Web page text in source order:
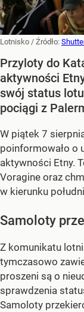
Lotnisko / Źródło:
Przyloty do
aktywności
swój status
pociągi z
W piątek 7
poinformowało o
aktywności Etny.
Voragine oraz
w kierunku
Samoloty
Z komunikatu
tymczasowo
proszeni są o
sprawdzenia
Samoloty